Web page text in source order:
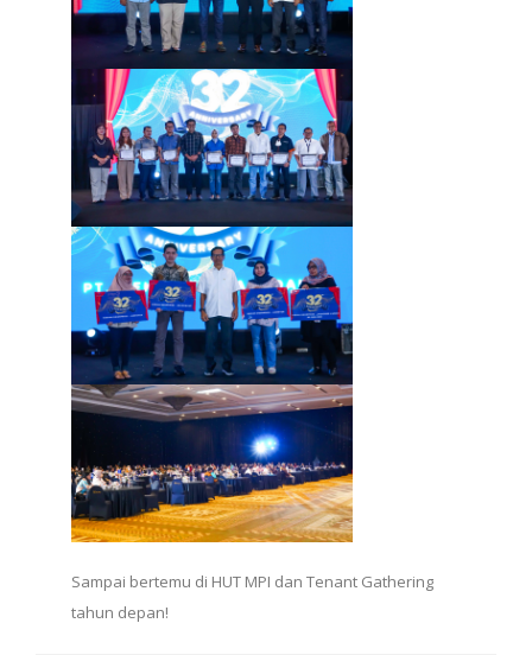
Sampai bertemu di HUT MPI dan Tenant Gathering
tahun depan!